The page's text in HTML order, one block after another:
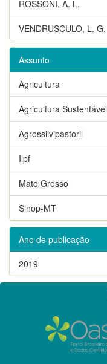
ROSSONI, A. L.
VENDRUSCULO, L. G.
Assunto
Agricultura
Agricultura Sustentável
Agrossilvipastoril
Ilpf
Mato Grosso
Sinop-MT
Ano de publicação
2019